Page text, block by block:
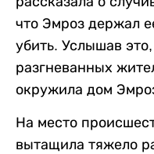
что Эмроз держал
убить. Услышав
разгневанных
окружила дом
На место
вытащила тяжело